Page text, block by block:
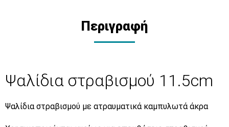
Περιγραφή
Ψαλίδια στραβισμού 11.5cm
Ψαλίδια στραβισμού με ατραυματικά καμπυλωτά άκρα